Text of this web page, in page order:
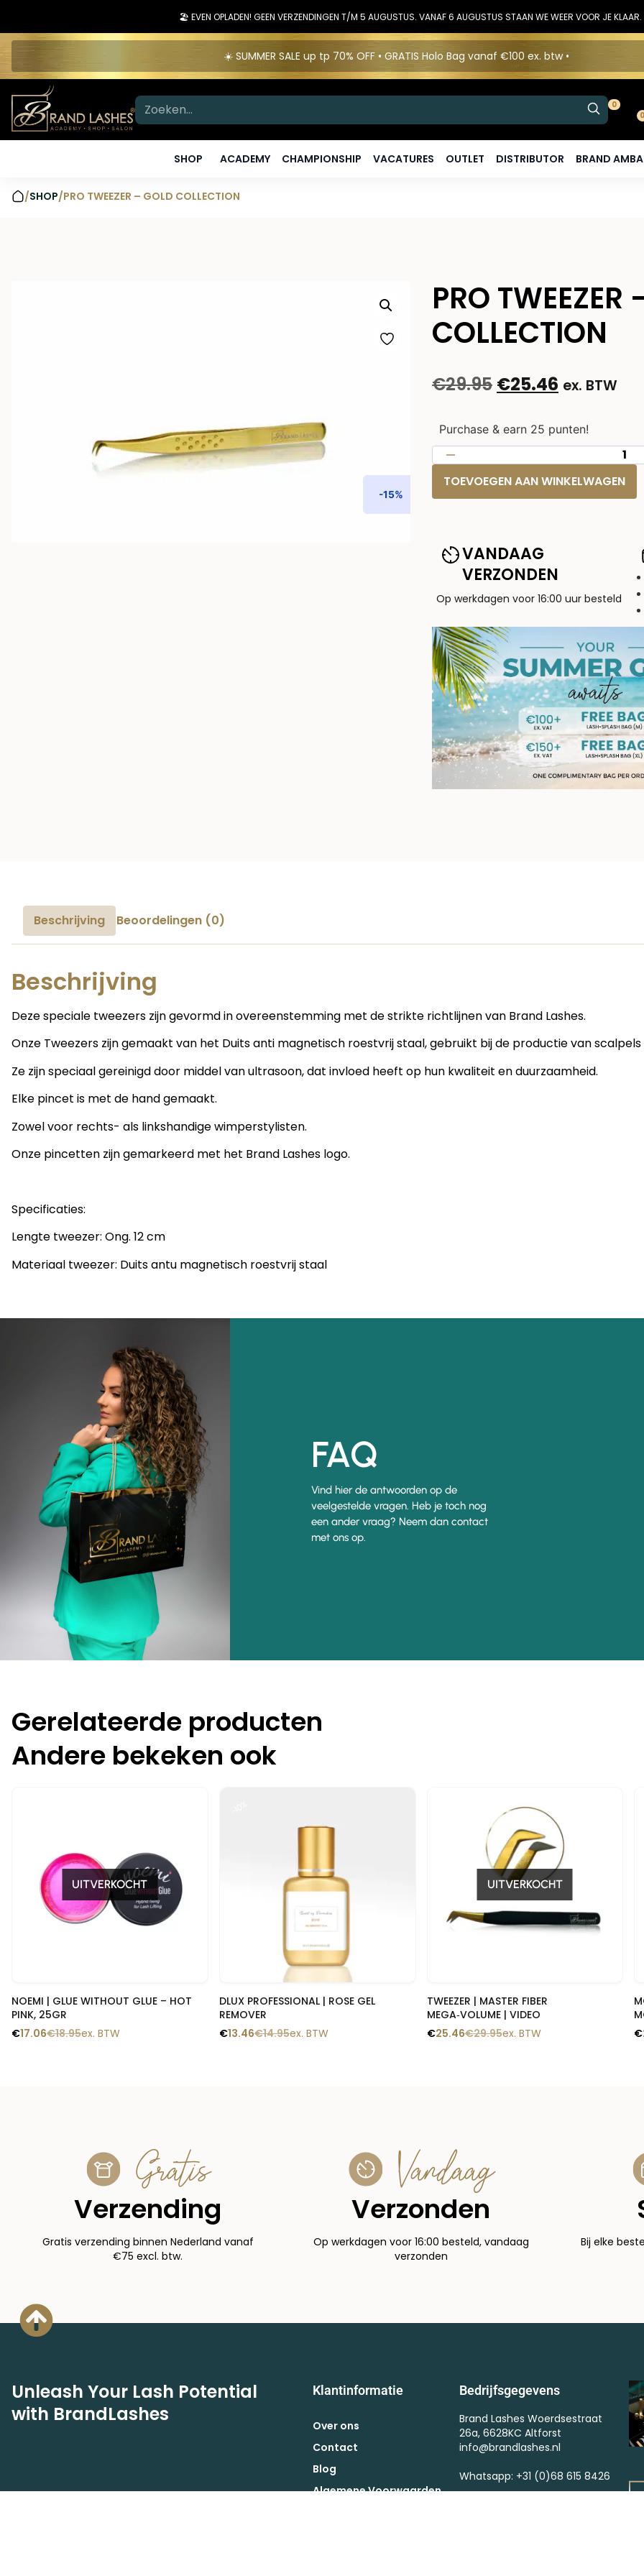
🏖️ EVEN OPLADEN! GEEN VERZENDINGEN T/M 5 AUGUSTUS. VANAF 6 AUGUSTUS STAAN WE WEER VOOR JE KLAAR.
☀️ SUMMER SALE up tp 70% OFF • GRATIS Holo Bag vanaf €100 ex. btw •
0
SHOP ACADEMY CHAMPIONSHIP VACATURES OUTLET DISTRIBUTOR BRAND
/SHOP/PRO TWEEZER – GOLD COLLECTION
-15%
PRO TWEEZER
COLLECTION
€29.95 €25.46 ex. BTW
Purchase & earn 25 punten!
TOEVOEGEN AAN WINKELWAGEN
VANDAAG
VERZONDEN
Op werkdagen voor 16:00 uur besteld
Beschrijving Beoordelingen (0)
Beschrijving
Deze speciale tweezers zijn gevormd in overeenstemming met de strikte richtlijnen van Brand Lashes.
Onze Tweezers zijn gemaakt van het Duits anti magnetisch roestvrij staal, gebruikt bij de productie van
Ze zijn speciaal gereinigd door middel van ultrasoon, dat invloed heeft op hun kwaliteit en duurzaamheid.
Elke pincet is met de hand gemaakt.
Zowel voor rechts- als linkshandige wimperstylisten.
Onze pincetten zijn gemarkeerd met het Brand Lashes logo.
Specificaties:
Lengte tweezer: Ong. 12 cm
Materiaal tweezer: Duits antu magnetisch roestvrij staal
FAQ
Vind hier de antwoorden op de
veelgestelde vragen. Heb je toch nog
een ander vraag? Neem dan contact
met ons op.
Gerelateerde producten
Andere bekeken ook
UITVERKOCHT
Snelle blik
NOEMI | GLUE WITHOUT GLUE – HOT
PINK, 25GR
€18.95
€17.06 ex. BTW
Snelle blik
DLUX PROFESSIONAL | ROSE GEL
REMOVER
€14.95
€13.46 ex. BTW
UITVERKOCHT
Snelle blik
TWEEZER | MASTER FIBER
MEGA‑VOLUME | VIDEO
€29.95
€25.46 ex. BTW
€
Gratis
Verzending
Gratis verzending binnen Nederland vanaf
€75 excl. btw.
Vandaag
Verzonden
Op werkdagen voor 16:00 besteld, vandaag
verzonden
Bij elke
Unleash Your Lash Potential
with BrandLashes
Klantinformatie
Over ons
Contact
Blog
Algemene Voorwaarden
Bedrijfsgegevens
Brand Lashes Woerdsestraat
26a, 6628KC Altforst
info@brandlashes.nl
Whatsapp: +31 (0)68 615 8426